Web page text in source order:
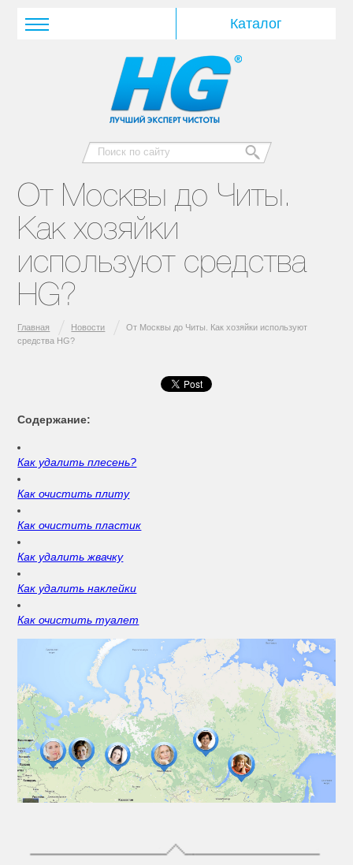
От Москвы до Читы.
Как хозяйки
используют средства
HG?
Главная Новости
От Москвы до Читы. Как хозяйки используют
средства HG?
Содержание:
Как удалить плесень?
Как очистить плиту
Как очистить пластик
Как удалить жвачку
Как удалить наклейки
Как очистить туалет